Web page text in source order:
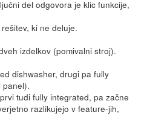
del odgovora je klic funkcije,
ki ne deluje.
izdelkov (pomivalni stroj).
dishwasher, drugi pa fully
panel).
tudi fully integrated, pa začne
razlikujejo v feature-jih,